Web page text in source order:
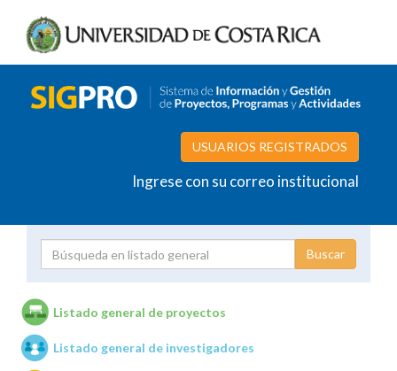
USUARIOS REGISTRADOS
Ingrese con su correo institucional
Unidades de investigación
Listado general de proyectos
Listado general de investigadores